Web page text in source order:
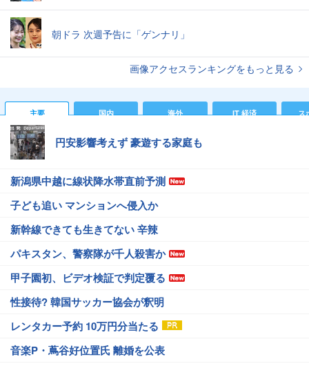
朝ドラ 次週予告に「ゲンナリ」
画像アクセスランキングをもっと見る
主要 国内 海外 IT 経済 ス
円安影響考えず 豪遊する家庭も
新潟県中越に線状降水帯直前予測
子ども追い マンションへ侵入か
新幹線できても生きてない 辛辣
パキスタン、警察隊が千人殺害か
甲子園初、ビデオ検証で判定覆る
性接待? 韓国サッカー協会が釈明
レンタカー予約 10万円分当たる
音楽P・蔦谷好位置氏 離婚を公表